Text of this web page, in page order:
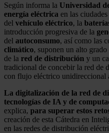
Según informa la Universidad
energía eléctrica en las
del vehículo eléctrico, la
introducción progresiva de la
del autoconsumo, así como las
climático, suponen un alto
de la red de distribución y un
tradicional de concebir la red de
con flujo eléctrico unidireccional
La digitalización de la red de
tecnologías de IA y de
explica, para superar estos
creación de esta Cátedra en
en las redes de distribución